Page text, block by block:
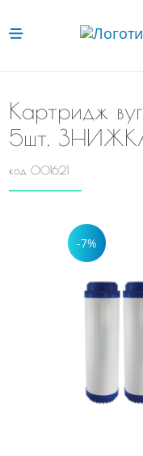
Картридж
5шт.
код 001621
-7%